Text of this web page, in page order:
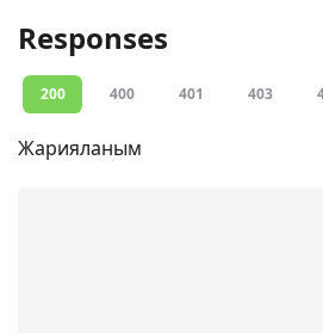
Responses
200 400 401 403
Жарияланым